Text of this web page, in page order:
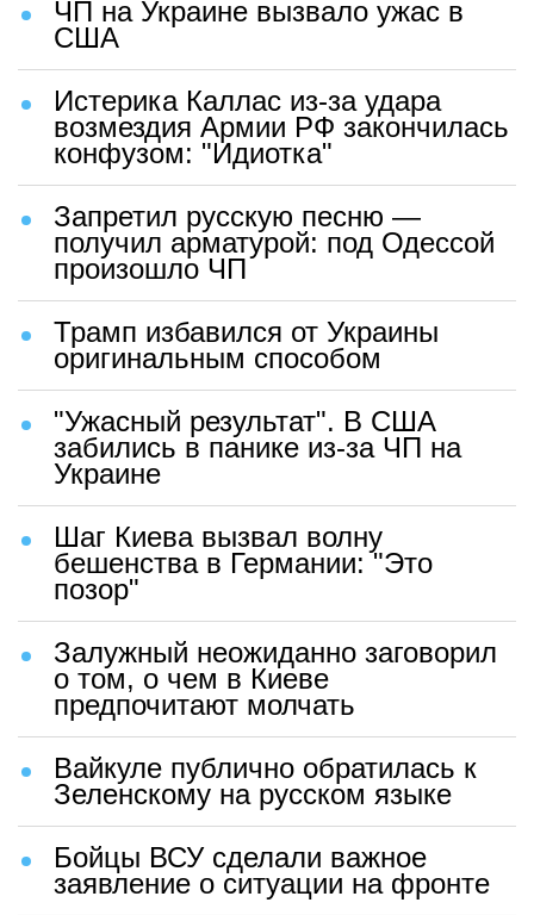
ЧП на Украине вызвало ужас в
США
Истерика Каллас из-за удара
возмездия Армии РФ закончилась
конфузом: "Идиотка"
Запретил русскую песню —
получил арматурой: под Одессой
произошло ЧП
Трамп избавился от Украины
оригинальным способом
"Ужасный результат". В США
забились в панике из-за ЧП на
Украине
Шаг Киева вызвал волну
бешенства в Германии: "Это
позор"
Залужный неожиданно заговорил
о том, о чем в Киеве
предпочитают молчать
Вайкуле публично обратилась к
Зеленскому на русском языке
Бойцы ВСУ сделали важное
заявление о ситуации на фронте